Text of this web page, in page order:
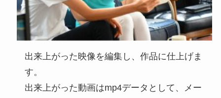
出来上がった映像を編集し、作品に仕上げま
す。
出来上がった動画はmp4データとして、メー